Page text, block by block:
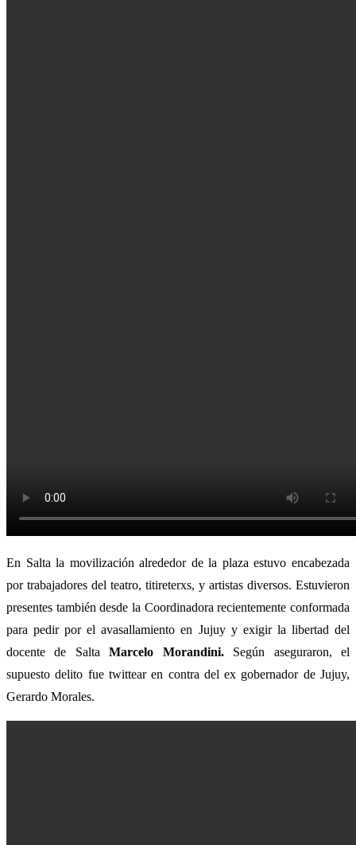
En Salta la movilización alrededor de la plaza estuvo encabezada
por trabajadores del teatro, titireterxs, y artistas diversos. Estuvieron
presentes también desde la Coordinadora recientemente conformada
para pedir por el avasallamiento en Jujuy y exigir la libertad del
docente de SaltaMarcelo Morandini.Según aseguraron, el
supuesto delito fue twittear en contra del ex gobernador de Jujuy,
Gerardo Morales.